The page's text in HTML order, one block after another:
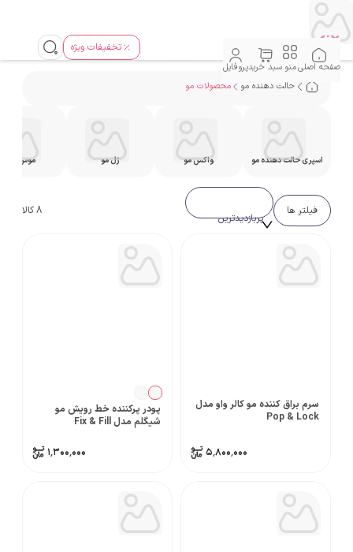
تخفیفات ویژه
صفحه اصلیمنو سبد خریدپروفایل
حالت دهنده مو
محصولات مو
اسپری حالت دهنده مو واکس مو ژل مو موس مو
پربازدیدترین
فیلتر ها 8کالا
سرم براق کننده مو کالر واو مدل
Pop & Lock
۵٬۸۰۰٬۰۰۰
پودر پرکننده خط رویش مو
شیگلم مدل Fix & Fill
۱٬۳۰۰٬۰۰۰